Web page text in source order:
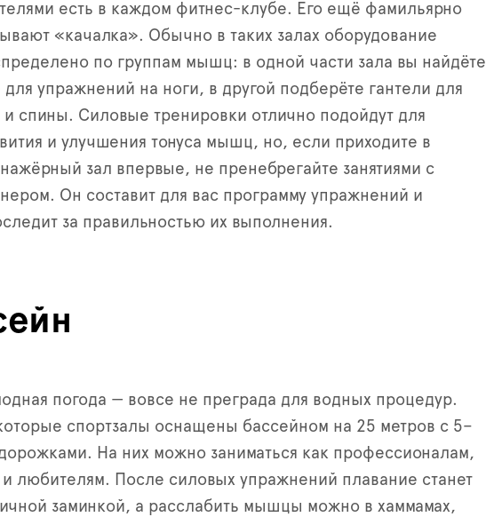
есть в каждом фитнес-клубе. Его ещё фамильярно
«качалка». Обычно в таких залах оборудование
по группам мышц: в одной части зала вы найдёте
для упражнений на ноги, в другой подберёте гантели для
и спины. Силовые тренировки отлично подойдут для
и улучшения тонуса мышц, но, если приходите в
зал впервые, не пренебрегайте занятиями с
Он составит для вас программу упражнений и
за правильностью их выполнения.
погода — вовсе не преграда для водных процедур.
спортзалы оснащены бассейном на 25 метров с 5–
На них можно заниматься как профессионалам,
и любителям. После силовых упражнений плавание станет
заминкой, а расслабить мышцы можно в хаммамах,